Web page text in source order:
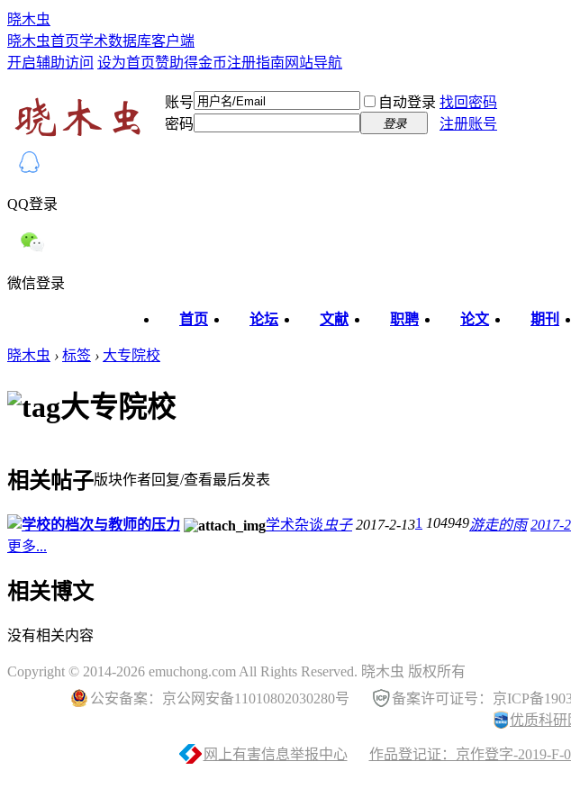
晓木虫
晓木虫首页学术数据库客户端
开启辅助访问 设为首页赞助得金币注册指南 网站导航
账号 自动登录 找回密码
密码
登录 注册账号
QQ登录
微信登录
首页 论坛 文献 职聘 论文 期刊
晓木虫 › 标签 › 大专院校
大专院校
相关帖子版块作者回复/查看最后发表
学校的档次与教师的压力 学术杂谈 虫子 2017-2-131 104949游走的雨 2017-
更多...
相关博文
没有相关内容
Copyright © 2014-2026 emuchong.com All Rights Reserved. 晓木虫 版权所有
公安备案：京公网安备11010802030280号
备案许可证号：京ICP备
优质科研
网上有害信息举报中心 作品登记证：京作登字-2019-F-